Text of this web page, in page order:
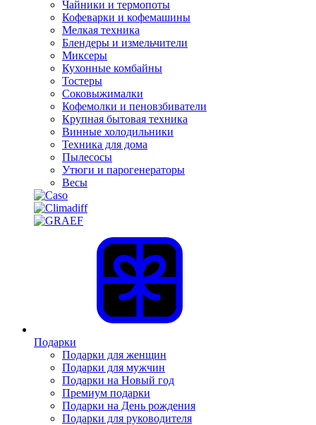
Чайники и термопоты
Кофеварки и кофемашины
Мелкая техника
Блендеры и измельчители
Миксеры
Кухонные комбайны
Тостеры
Соковыжималки
Кофемолки и пеновзбиватели
Крупная бытовая техника
Винные холодильники
Техника для дома
Пылесосы
Утюги и парогенераторы
Весы
Подарки
Подарки для женщин
Подарки для мужчин
Подарки на Новый год
Премиум подарки
Подарки на День рождения
Подарки для руководителя